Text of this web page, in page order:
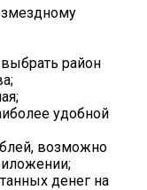
район
удобной
возможно
денег на